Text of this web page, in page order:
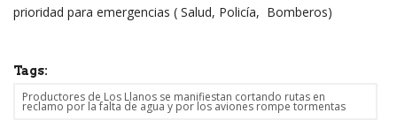
prioridad para emergencias ( Salud, Policía, Bomberos)
Tags:
Productores de Los Llanos se manifiestan cortando rutas en
reclamo por la falta de agua y por los aviones rompe tormentas